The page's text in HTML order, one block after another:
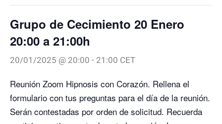
Grupo de Cecimiento 20 Enero
20:00 a 21:00h
20/01/2025 @ 20:00 - 21:00 CET
Reunión Zoom Hipnosis con Corazón. Rellena el
formulario con tus preguntas para el día de la reunión.
Serán contestadas por orden de solicitud. Recuerda